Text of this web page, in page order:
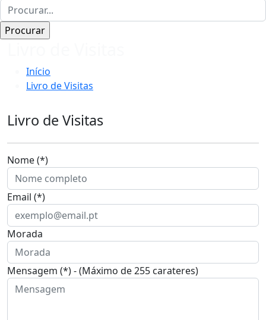
Início
Livro de Visitas
Livro de Visitas
Nome (*)
Email (*)
Morada
Mensagem (*) - (Máximo de 255 carateres)